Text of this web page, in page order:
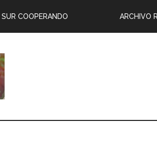
ARCHIVO
SUR COOPERANDO